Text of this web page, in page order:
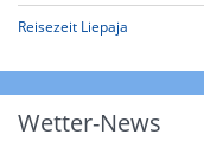
Reisezeit Liepaja
Wetter-News